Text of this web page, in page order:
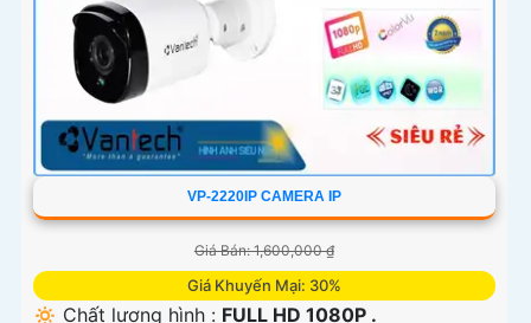
VP-2220IP CAMERA IP
Giá Bán: 1,600,000 ₫
Giá Khuyến Mại: 30%
🔅 Chất lượng hình : FULL HD 1080P .